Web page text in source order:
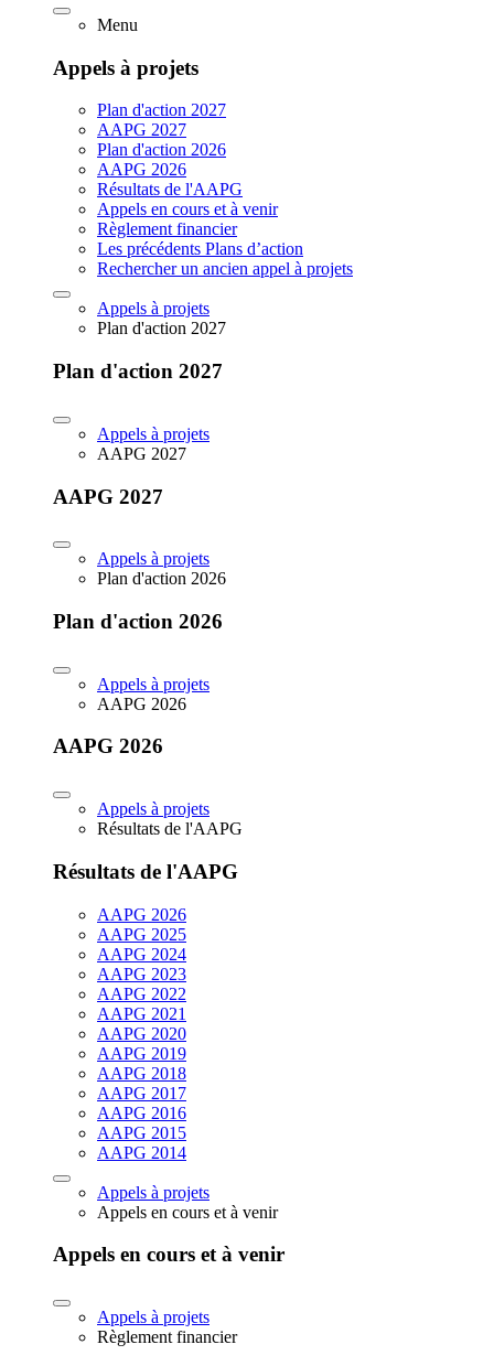
Menu
Appels à projets
Plan d'action 2027
AAPG 2027
Plan d'action 2026
AAPG 2026
Résultats de l'AAPG
Appels en cours et à venir
Règlement financier
Les précédents Plans d’action
Rechercher un ancien appel à projets
Appels à projets
Plan d'action 2027
Plan d'action 2027
Appels à projets
AAPG 2027
AAPG 2027
Appels à projets
Plan d'action 2026
Plan d'action 2026
Appels à projets
AAPG 2026
AAPG 2026
Appels à projets
Résultats de l'AAPG
Résultats de l'AAPG
AAPG 2026
AAPG 2025
AAPG 2024
AAPG 2023
AAPG 2022
AAPG 2021
AAPG 2020
AAPG 2019
AAPG 2018
AAPG 2017
AAPG 2016
AAPG 2015
AAPG 2014
Appels à projets
Appels en cours et à venir
Appels en cours et à venir
Appels à projets
Règlement financier